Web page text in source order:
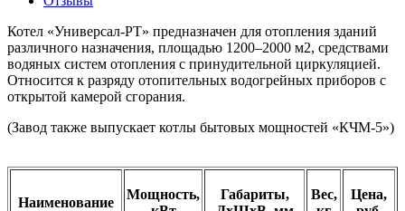
Котел «Универсал-РТ» предназначен для отопления зданий
различного назначения, площадью 1200–2000 м2, средствами
водяных систем отопления с принудительной циркуляцией.
Относится к разряду отопительных водогрейных приборов с
открытой камерой сгорания.
(Завод также выпускает котлы бытовых мощностей «КЧМ-5»)
Наименование
Мощность,
Габариты,
Вес,
Цена,